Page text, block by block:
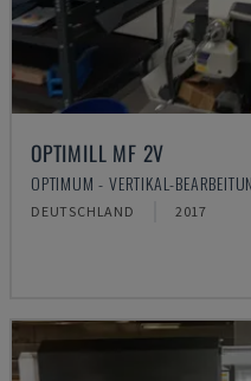
OPTIMILL MF 2V
OPTIMUM - VERTIKAL-
DEUTSCHLAND 2017